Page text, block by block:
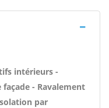
intérieurs -
- Ravalement
par